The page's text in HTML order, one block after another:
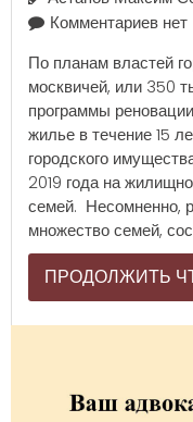
Комментариев нет
По планам властей
москвичей, или 350
программы
жилье в течение 15
городского
2019 года на
семей. Несомненно,
множество семей,
ПРОДОЛЖИТЬ